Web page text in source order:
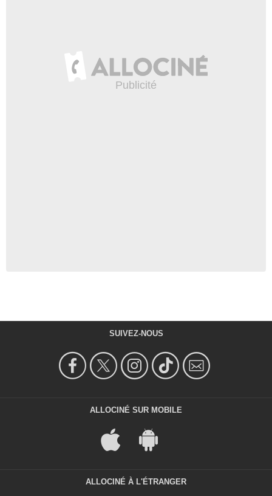
SUIVEZ-NOUS
ALLOCINÉ SUR MOBILE
ALLOCINÉ À L'ÉTRANGER